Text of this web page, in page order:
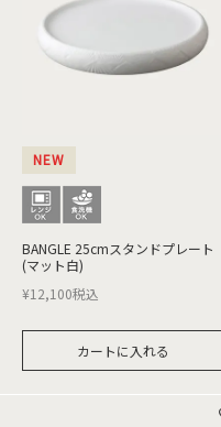
NEW
BANGLE 25cmスタンドプレート
(マット白)
¥12,100税込
カートに入れる